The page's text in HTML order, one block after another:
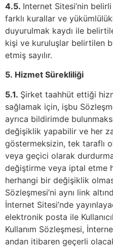
4.5. Internet Sitesi’nin
farklı kurallar ve
duyurulmak kaydı ile
kişi ve kuruluşlar belirtilen
etmiş sayılır.
5. Hizmet Sürekliliği
5.1. Şirket taahhüt ettiği
sağlamak için, işbu
ayrıca bildirimde
değişiklik yapabilir ve her
göstermeksizin, tek taraflı
veya geçici olarak
değiştirme veya iptal etme
herhangi bir değişiklik
Sözleşmesi’ni aynı link
İnternet Sitesi’nde
elektronik posta ile
Kullanım Sözleşmesi,
andan itibaren geçerli